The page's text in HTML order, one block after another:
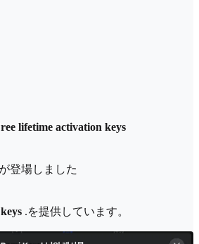
lifetime activation keys
登場しました
.を提供しています。